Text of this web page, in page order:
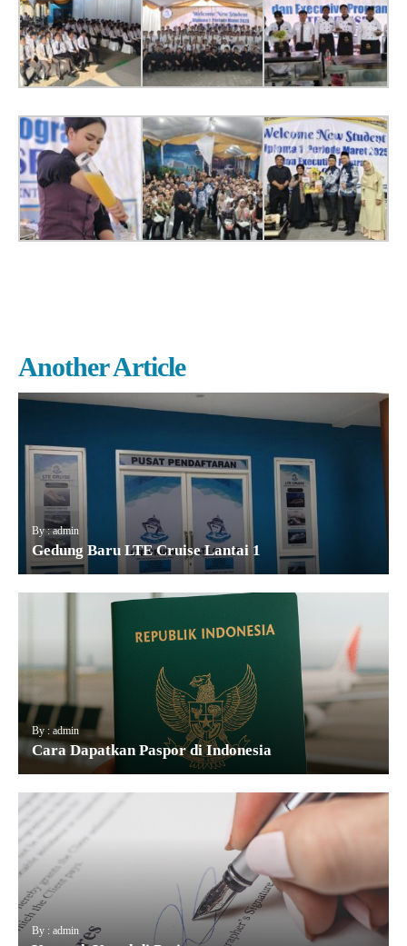
Another Article
By : admin
Gedung Baru LTE Cruise Lantai 1
By : admin
Cara Dapatkan Paspor di Indonesia
By : admin